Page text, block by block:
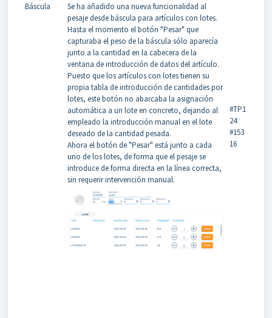
Báscula
Se ha añadido una nueva funcionalidad al
pesaje desde báscula para artículos con lotes.
Hasta el momento el botón "Pesar" que
capturaba el peso de la báscula sólo aparecía
junto a la cantidad en la cabecera de la
ventana de introducción de datos del artículo.
Puesto que los artículos con lotes tienen su
propia tabla de introducción de cantidades por
lotes, este botón no abarcaba la asignación
automática a un lote en concreto, dejando al
empleado la introducción manual en el lote
deseado de la cantidad pesada.
Ahora el botón de "Pesar" está junto a cada
uno de los lotes, de forma que el pesaje se
introduce de forma directa en la línea correcta,
sin requerir intervención manual.
#TP1
24
#153
16